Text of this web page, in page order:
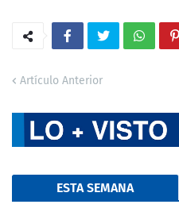
Artículo Anterior
ESTA SEMANA